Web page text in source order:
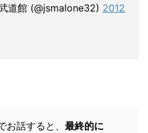
道館 (@jsmalone32) 2012
お話すると、 最終的に